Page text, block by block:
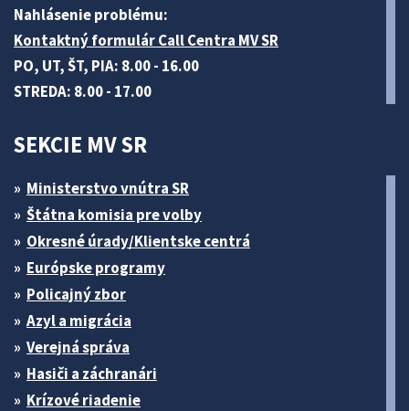
Nahlásenie problému:
Kontaktný formulár Call Centra MV SR
PO, UT, ŠT, PIA: 8.00 - 16.00
STREDA: 8.00 - 17.00
SEKCIE MV SR
Ministerstvo vnútra SR
Štátna komisia pre volby
Okresné úrady/Klientske centrá
Európske programy
Policajný zbor
Azyl a migrácia
Verejná správa
Hasiči a záchranári
Krízové riadenie